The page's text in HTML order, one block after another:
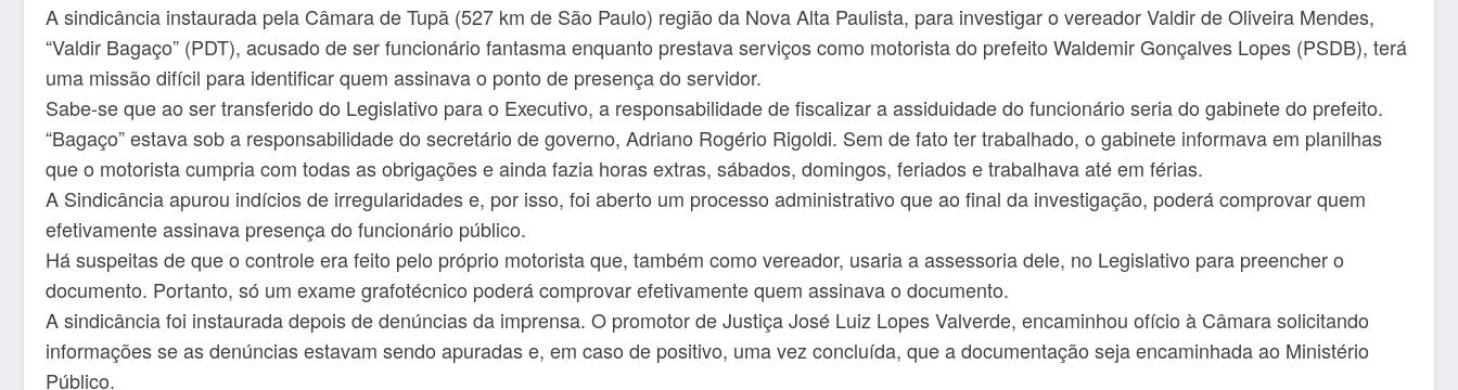
A sindicância instaurada pela Câmara de Tupã (527 km de São Paulo) região da Nova Alta Paulista, para investigar o vereador Valdir de Oliveira Mendes,
“Valdir Bagaço” (PDT), acusado de ser funcionário fantasma enquanto prestava serviços como motorista do prefeito Waldemir Gonçalves Lopes (PSDB), terá
uma missão difícil para identificar quem assinava o ponto de presença do servidor.
Sabe-se que ao ser transferido do Legislativo para o Executivo, a responsabilidade de fiscalizar a assiduidade do funcionário seria do gabinete do prefeito.
“Bagaço” estava sob a responsabilidade do secretário de governo, Adriano Rogério Rigoldi. Sem de fato ter trabalhado, o gabinete informava em planilhas
que o motorista cumpria com todas as obrigações e ainda fazia horas extras, sábados, domingos, feriados e trabalhava até em férias.
A Sindicância apurou indícios de irregularidades e, por isso, foi aberto um processo administrativo que ao final da investigação, poderá comprovar quem
efetivamente assinava presença do funcionário público.
Há suspeitas de que o controle era feito pelo próprio motorista que, também como vereador, usaria a assessoria dele, no Legislativo para preencher o
documento. Portanto, só um exame grafotécnico poderá comprovar efetivamente quem assinava o documento.
A sindicância foi instaurada depois de denúncias da imprensa. O promotor de Justiça José Luiz Lopes Valverde, encaminhou ofício à Câmara solicitando
informações se as denúncias estavam sendo apuradas e, em caso de positivo, uma vez concluída, que a documentação seja encaminhada ao Ministério
Público.